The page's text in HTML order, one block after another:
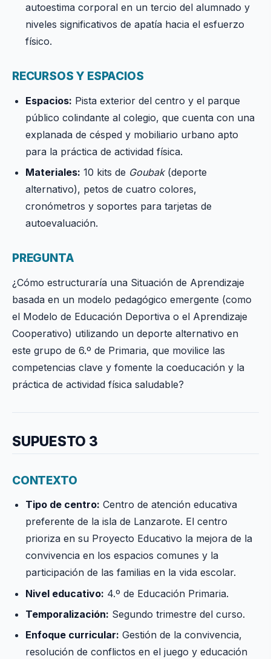
autoestima corporal en un tercio del alumnado y
niveles significativos de apatía hacia el esfuerzo
físico.
RECURSOS Y ESPACIOS
Espacios: Pista exterior del centro y el parque
público colindante al colegio, que cuenta con una
explanada de césped y mobiliario urbano apto
para la práctica de actividad física.
Materiales: 10 kits de Goubak(deporte
alternativo), petos de cuatro colores,
cronómetros y soportes para tarjetas de
autoevaluación.
PREGUNTA
¿Cómo estructuraría una Situación de Aprendizaje
basada en un modelo pedagógico emergente (como
el Modelo de Educación Deportiva o el Aprendizaje
Cooperativo) utilizando un deporte alternativo en
este grupo de 6.º de Primaria, que movilice las
competencias clave y fomente la coeducación y la
práctica de actividad física saludable?
SUPUESTO 3
CONTEXTO
Tipo de centro: Centro de atención educativa
preferente de la isla de Lanzarote. El centro
prioriza en su Proyecto Educativo la mejora de la
convivencia en los espacios comunes y la
participación de las familias en la vida escolar.
Nivel educativo: 4.º de Educación Primaria.
Temporalización: Segundo trimestre del curso.
Enfoque curricular: Gestión de la convivencia,
resolución de conflictos en el juego y educación